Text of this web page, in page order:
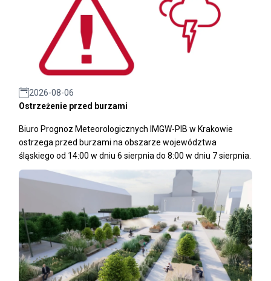
2026-08-06
Ostrzeżenie przed burzami
Biuro Prognoz Meteorologicznych IMGW-PIB w Krakowie
ostrzega przed burzami na obszarze województwa
śląskiego od 14:00 w dniu 6 sierpnia do 8:00 w dniu 7 sierpnia.